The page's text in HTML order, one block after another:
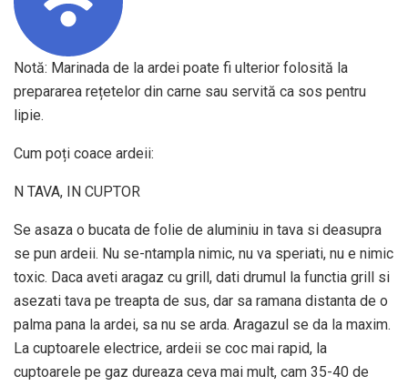
Notă: Marinada de la ardei poate fi ulterior folosită la
prepararea rețetelor din carne sau servită ca sos pentru
lipie.
Cum poți coace ardeii:
N TAVA, IN CUPTOR
Se asaza o bucata de folie de aluminiu in tava si deasupra
se pun ardeii. Nu se-ntampla nimic, nu va speriati, nu e nimic
toxic. Daca aveti aragaz cu grill, dati drumul la functia grill si
asezati tava pe treapta de sus, dar sa ramana distanta de o
palma pana la ardei, sa nu se arda. Aragazul se da la maxim.
La cuptoarele electrice, ardeii se coc mai rapid, la
cuptoarele pe gaz dureaza ceva mai mult, cam 35-40 de